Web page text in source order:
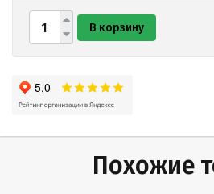
В корзину
Похожие